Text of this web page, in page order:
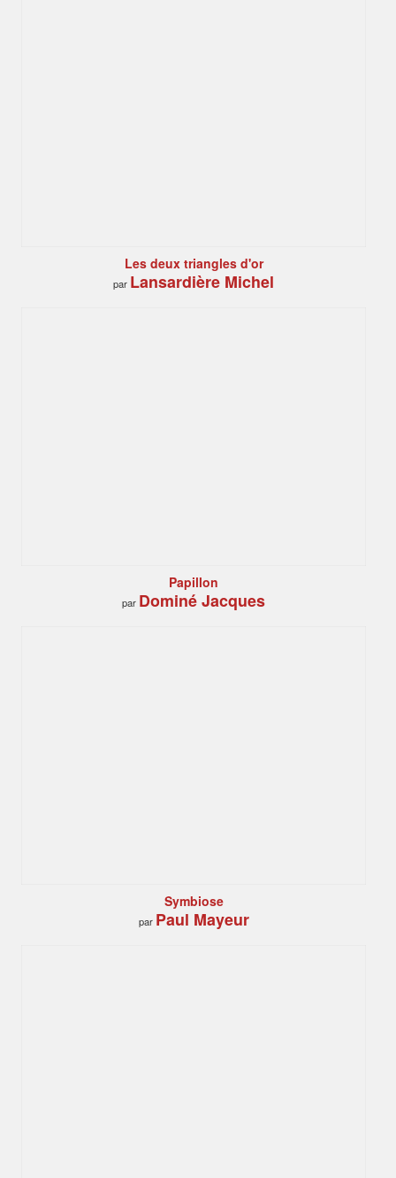
Les deux triangles d'or
par Lansardière Michel
Papillon
par Dominé Jacques
Symbiose
par Paul Mayeur